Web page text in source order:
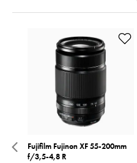
WR
Fujifilm Fujinon XF 55-200mm
f/3,5-4,8 R